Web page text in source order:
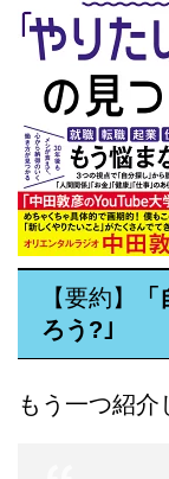
【要約】
ろう?｣
もう一つ紹介